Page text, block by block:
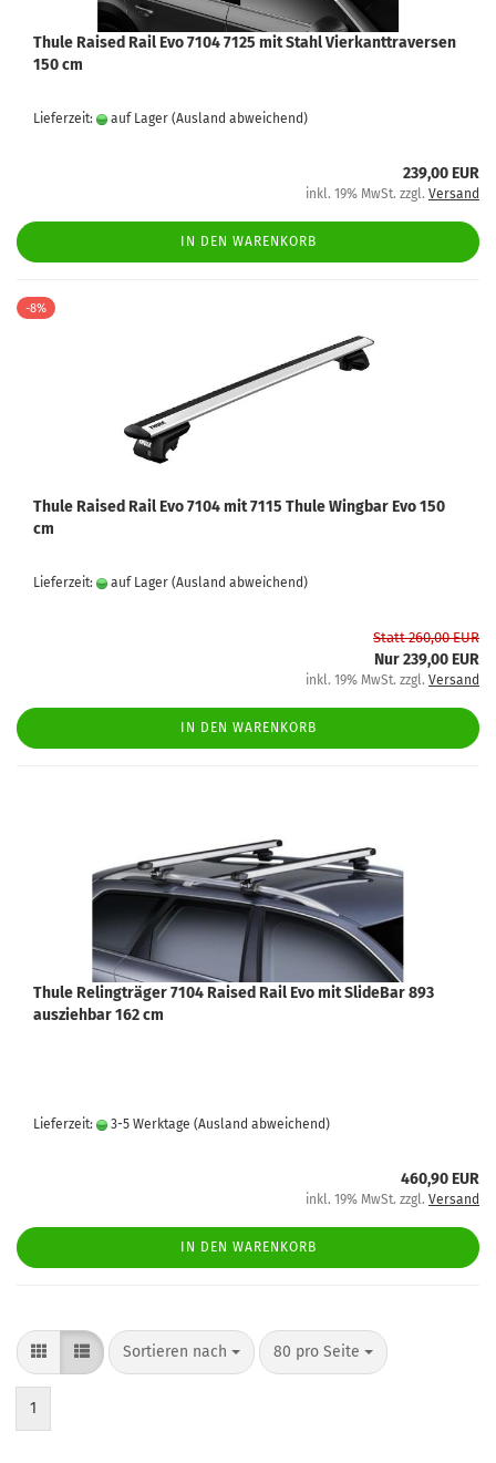
Thule Raised Rail Evo 7104 7125 mit Stahl Vierkanttraversen
150 cm
Lieferzeit: auf Lager (Ausland abweichend)
239,00 EUR
inkl. 19% MwSt. zzgl. Versand
IN DEN WARENKORB
-8%
Thule Raised Rail Evo 7104 mit 7115 Thule Wingbar Evo 150
cm
Lieferzeit: auf Lager (Ausland abweichend)
Statt 260,00 EUR
Nur 239,00 EUR
inkl. 19% MwSt. zzgl. Versand
IN DEN WARENKORB
Thule Relingträger 7104 Raised Rail Evo mit SlideBar 893
ausziehbar 162 cm
Lieferzeit: 3-5 Werktage (Ausland abweichend)
460,90 EUR
inkl. 19% MwSt. zzgl. Versand
IN DEN WARENKORB
Sortieren nach 80 pro Seite
1